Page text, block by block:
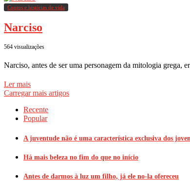
Contos e histórias de vida
Narciso
564 visualizações
Narciso, antes de ser uma personagem da mitologia grega,
Ler mais
Carregar mais artigos
Recente
Popular
A juventude não é uma característica exclusiva dos
Há mais beleza no fim do que no início
Antes de darmos à luz um filho, já ele no-la ofereceu